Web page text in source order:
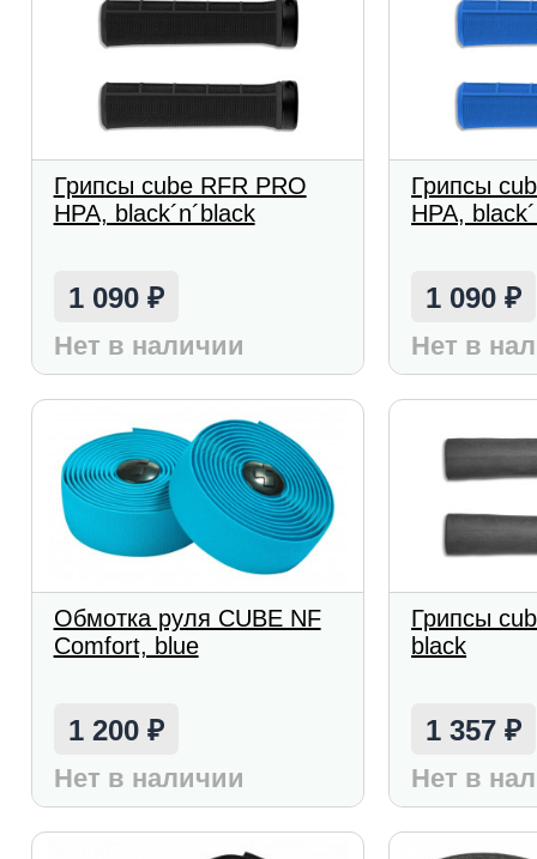
Грипсы cube RFR PRO
HPA, black´n´black
1 090 ₽
Нет в наличии
Грипсы
HPA,
1 090₽
Нет в
Обмотка руля CUBE NF
Comfort, blue
1 200 ₽
Нет в наличии
Грипсы
black
1 357₽
Нет в